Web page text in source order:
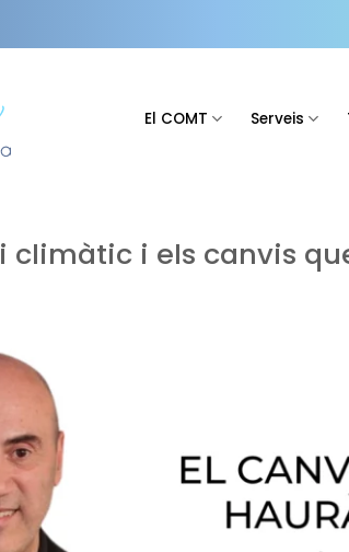
El COMT Serveis
climàtic i els canvis